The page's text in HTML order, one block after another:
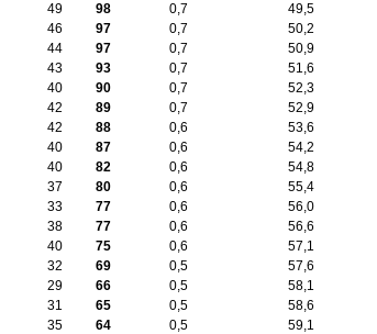
49 98 0,7 49,5
46 97 0,7 50,2
44 97 0,7 50,9
43 93 0,7 51,6
40 90 0,7 52,3
42 89 0,7 52,9
42 88 0,6 53,6
40 87 0,6 54,2
40 82 0,6 54,8
37 80 0,6 55,4
33 77 0,6 56,0
38 77 0,6 56,6
40 75 0,6 57,1
32 69 0,5 57,6
29 66 0,5 58,1
31 65 0,5 58,6
35 64 0,5 59,1